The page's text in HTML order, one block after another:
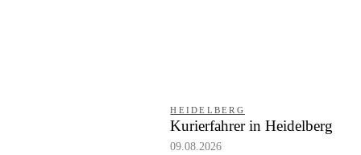
HEIDELBERG
Kurierfahrer in Heidelberg
09.08.2026